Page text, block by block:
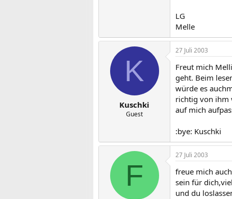
LG
Melle
K
Kuschki
Guest
27 Juli 2003
Freut mich
geht. Beim
würde es
richtig von ihm
auf mich
:bye: Kuschki
F
27 Juli 2003
freue mich
sein für
und du